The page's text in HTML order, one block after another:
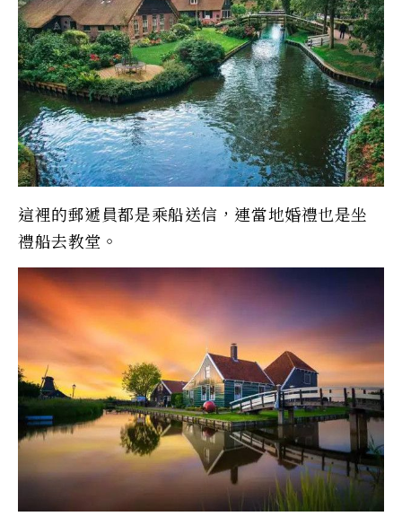
這裡的郵遞員都是乘船送信，連當地婚禮也是坐
禮船去教堂。